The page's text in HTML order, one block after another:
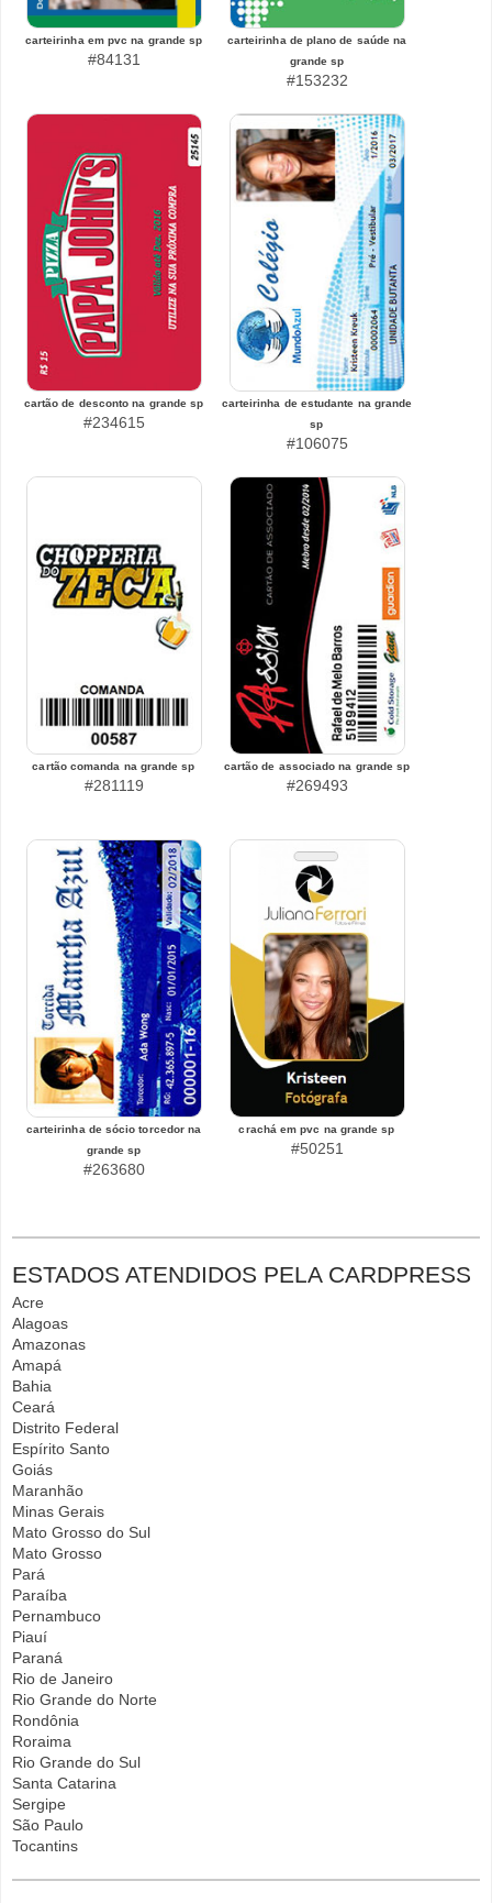
carteirinha em pvc na grande sp
#84131
carteirinha de plano de saúde na
grande sp
#153232
cartão de desconto na grande sp
#234615
carteirinha de estudante na grande
sp
#106075
cartão comanda na grande sp
#281119
cartão de associado na grande sp
#269493
carteirinha de sócio torcedor na
grande sp
#263680
crachá em pvc na grande sp
#50251
ESTADOS ATENDIDOS PELA CARDPRESS
Acre
Alagoas
Amazonas
Amapá
Bahia
Ceará
Distrito Federal
Espírito Santo
Goiás
Maranhão
Minas Gerais
Mato Grosso do Sul
Mato Grosso
Pará
Paraíba
Pernambuco
Piauí
Paraná
Rio de Janeiro
Rio Grande do Norte
Rondônia
Roraima
Rio Grande do Sul
Santa Catarina
Sergipe
São Paulo
Tocantins